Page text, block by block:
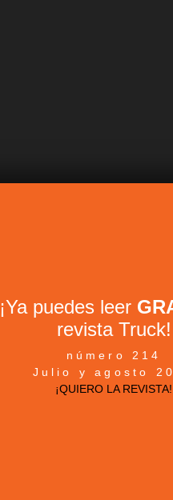
DE CAMIONES...
¡Ya puedes leer
revista Truck!
número 214
Julio y agosto
¡QUIERO LA REVISTA!